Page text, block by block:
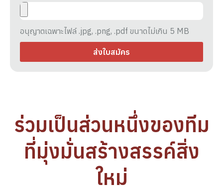
อนุญาตเฉพาะไฟล์ .jpg, .png, .pdf ขนาดไม่เกิน 5 MB
ส่งใบสมัคร
ร่วมเป็นส่วนหนึ่งของทีม
ที่มุ่งมั่นสร้างสรรค์สิ่ง
ใหม่